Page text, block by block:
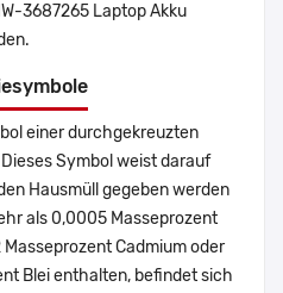
3687265 Laptop Akku
einer durchgekreuzten
Symbol weist darauf
Hausmüll gegeben werden
als 0,0005 Masseprozent
Cadmium oder
Blei enthalten, befindet sich